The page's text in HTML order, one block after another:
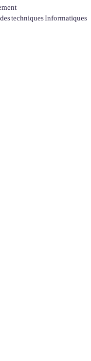
techniques Informatiques